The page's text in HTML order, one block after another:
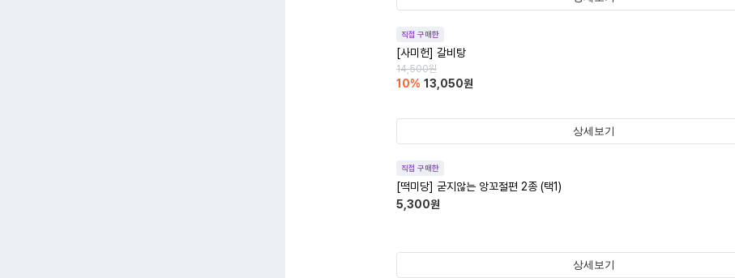
직접 구매한
[사미헌] 갈비탕
14,500원
10% 13,050원
상세보기
직접 구매한
[떡미당] 굳지않는 앙꼬절편 2종 (택1)
5,300원
상세보기